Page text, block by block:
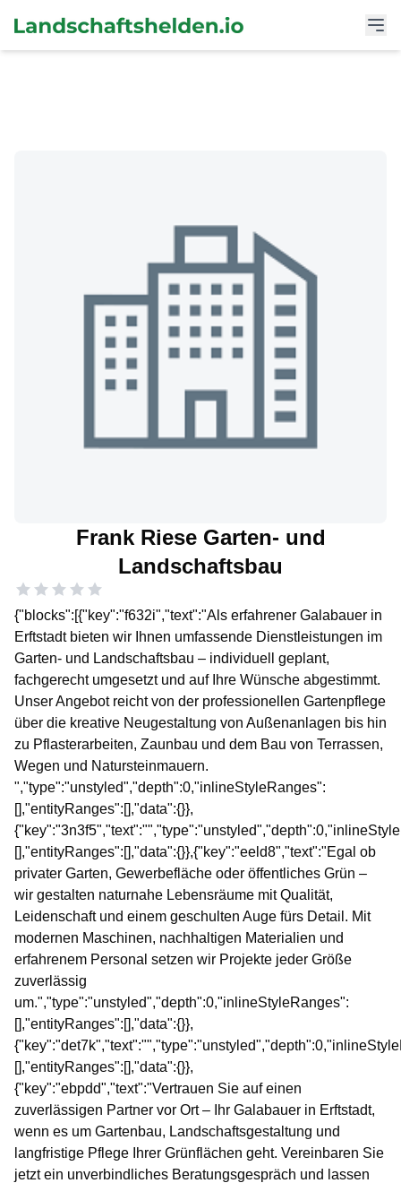
Frank Riese Garten- und
Landschaftsbau
{"blocks":[{"key":"f632i","text":"Als erfahrener Galabauer in
Erftstadt bieten wir Ihnen umfassende Dienstleistungen im
Garten- und Landschaftsbau – individuell geplant,
fachgerecht umgesetzt und auf Ihre Wünsche abgestimmt.
Unser Angebot reicht von der professionellen Gartenpflege
über die kreative Neugestaltung von Außenanlagen bis hin
zu Pflasterarbeiten, Zaunbau und dem Bau von Terrassen,
Wegen und Natursteinmauern.
","type":"unstyled","depth":0,"inlineStyleRanges":
[],"entityRanges":[],"data":{}},
[],"entityRanges":[],"data":{}},{"key":"eeld8","text":"Egal ob
privater Garten, Gewerbefläche oder öffentliches Grün –
wir gestalten naturnahe Lebensräume mit Qualität,
Leidenschaft und einem geschulten Auge fürs Detail. Mit
modernen Maschinen, nachhaltigen Materialien und
erfahrenem Personal setzen wir Projekte jeder Größe
zuverlässig
um.","type":"unstyled","depth":0,"inlineStyleRanges":
[],"entityRanges":[],"data":{}},
[],"entityRanges":[],"data":{}},
{"key":"ebpdd","text":"Vertrauen Sie auf einen
zuverlässigen Partner vor Ort – Ihr Galabauer in Erftstadt,
wenn es um Gartenbau, Landschaftsgestaltung und
langfristige Pflege Ihrer Grünflächen geht. Vereinbaren Sie
jetzt ein unverbindliches Beratungsgespräch und lassen